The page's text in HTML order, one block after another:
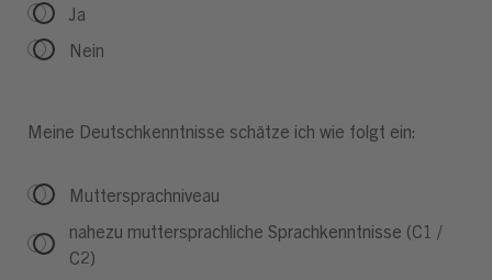
Ja
Nein
Meine Deutschkenntnisse schätze ich wie folgt ein:
Muttersprachniveau
nahezu muttersprachliche Sprachkenntnisse (C1 /
C2)